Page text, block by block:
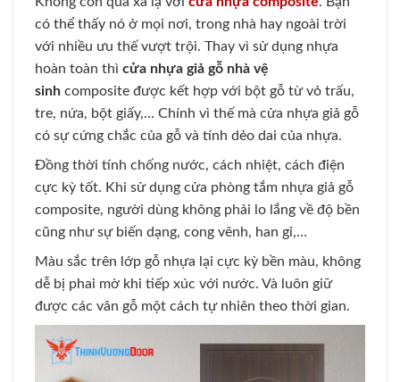
có thể thấy nó ở mọi nơi, trong nhà hay ngoài trời
với nhiều ưu thế vượt trội. Thay vì sử dụng nhựa
hoàn toàn thì cửa nhựa giả gỗ nhà vệ
sinh composite được kết hợp với bột gỗ từ vỏ trấu,
tre, nứa, bột giấy,… Chính vì thế mà cửa nhựa giả gỗ
có sự cứng chắc của gỗ và tính dẻo dai của nhựa.
Đồng thời tính chống nước, cách nhiệt, cách điện
cực kỳ tốt. Khi sử dụng cửa phòng tắm nhựa giả gỗ
composite, người dùng không phải lo lắng về độ bền
cũng như sự biến dạng, cong vênh, han gỉ,…
Màu sắc trên lớp gỗ nhựa lại cực kỳ bền màu, không
dễ bị phai mờ khi tiếp xúc với nước. Và luôn giữ
được các vân gỗ một cách tự nhiên theo thời gian.